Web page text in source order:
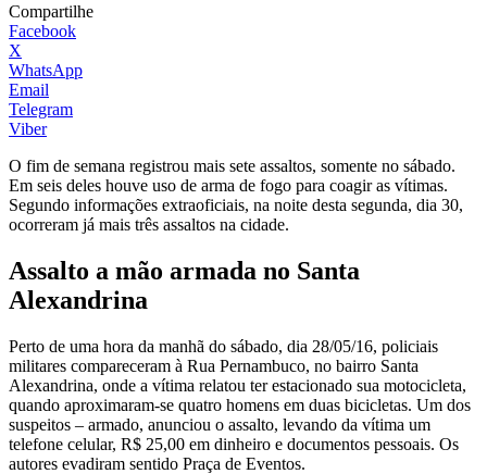
Compartilhe
Facebook
X
WhatsApp
Email
Telegram
Viber
O fim de semana registrou mais sete assaltos, somente no sábado.
Em seis deles houve uso de arma de fogo para coagir as vítimas.
Segundo informações extraoficiais, na noite desta segunda, dia 30,
ocorreram já mais três assaltos na cidade.
Assalto a mão armada no Santa
Alexandrina
Perto de uma hora da manhã do sábado, dia 28/05/16, policiais
militares compareceram à Rua Pernambuco, no bairro Santa
Alexandrina, onde a vítima relatou ter estacionado sua motocicleta,
quando aproximaram-se quatro homens em duas bicicletas. Um dos
suspeitos – armado, anunciou o assalto, levando da vítima um
telefone celular, R$ 25,00 em dinheiro e documentos pessoais. Os
autores evadiram sentido Praça de Eventos.